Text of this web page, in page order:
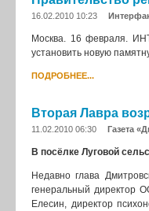
16.02.2010 10:23
Москва. 16 февраля.
установить новую
ПОДРОБНЕЕ...
Вторая Лавра
11.02.2010 06:30 Газета
В посёлке Луговой
Недавно глава
генеральный директор
Елесин, директор